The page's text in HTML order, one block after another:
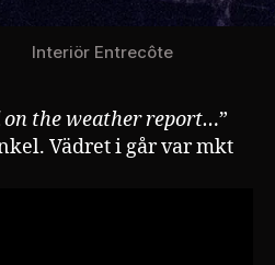
Interiör Entrecôte
on the weather report…”
Vädret i går var mkt